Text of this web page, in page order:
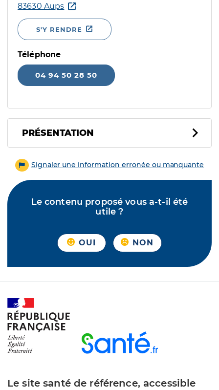
83630 Aups
S'Y RENDRE
Téléphone
04 94 50 28 50
PRÉSENTATION
Signaler une information erronée ou manquante
Le contenu proposé vous a-t-il été
utile ?
OUI NON
Le site santé de référence, accessible